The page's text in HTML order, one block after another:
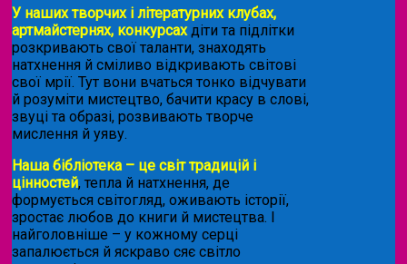
У наших творчих і літературних клубах,
артмайстернях, конкурсахдіти та підлітки
розкривають свої таланти, знаходять
натхнення й сміливо відкривають світові
свої мрії. Тут вони вчаться тонко відчувати
й розуміти мистецтво, бачити красу в слові,
звуці та образі, розвивають творче
мислення й уяву.
Наша бібліотека – це світ традицій і
цінностей, тепла й натхнення, де
формується світогляд, оживають історії,
зростає любов до книги й мистецтва. І
найголовніше – у кожному серці
запалюється й яскраво сяє світло